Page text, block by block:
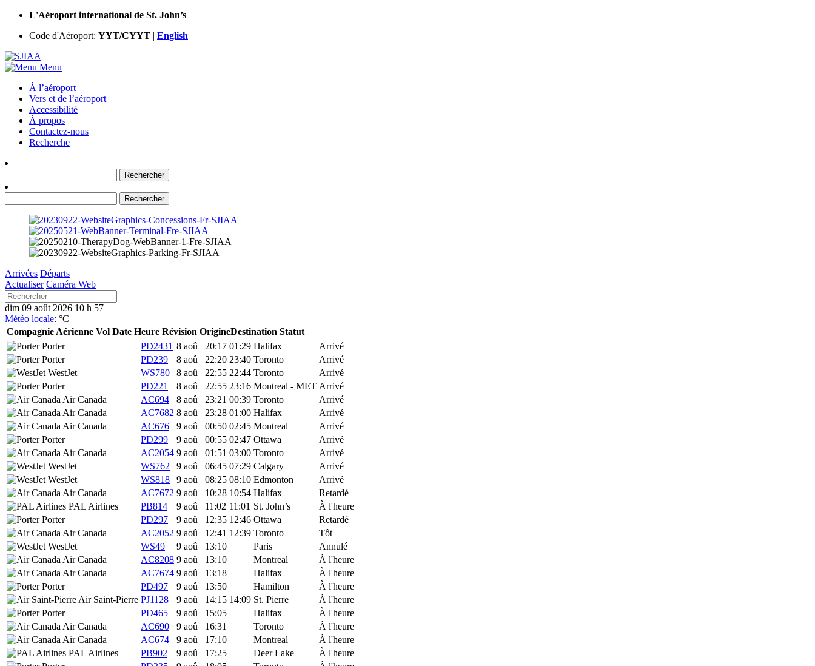
L'Aéroport international de St. John’s
Code d'Aéroport: YYT/CYYT | English
Menu
À l’aéroport
Vers et de l’aéroport
Accessibilité
À propos
Contactez-nous
Recherche
Arrivées Départs
Actualiser Caméra Web
dim 09 août 2026 10 h 57
Météo locale: °C
Compagnie Aérienne Vol Date Heure Révision OrigineDestination Statut
Porter
PD2431 8 aoû 20:17 01:29 Halifax
Arrivé
Porter
PD239 8 aoû 22:20 23:40 Toronto
Arrivé
WestJet
WS780 8 aoû 22:55 22:44 Toronto
Arrivé
Porter
PD221 8 aoû 22:55 23:16 Montreal - MET Arrivé
Air Canada
AC694 8 aoû 23:21 00:39 Toronto
Arrivé
Air Canada
AC7682 8 aoû 23:28 01:00 Halifax
Arrivé
Air Canada
AC676 9 aoû 00:50 02:45 Montreal
Arrivé
Porter
PD299 9 aoû 00:55 02:47 Ottawa
Arrivé
Air Canada
AC2054 9 aoû 01:51 03:00 Toronto
Arrivé
WestJet
WS762 9 aoû 06:45 07:29 Calgary
Arrivé
WestJet
WS818 9 aoû 08:25 08:10 Edmonton
Arrivé
Air Canada
AC7672 9 aoû 10:28 10:54 Halifax
Retardé
PAL Airlines
PB814 9 aoû 11:02 11:01 St. John’s
À l'heure
Porter
PD297 9 aoû 12:35 12:46 Ottawa
Retardé
Air Canada
AC2052 9 aoû 12:41 12:39 Toronto
Tôt
WestJet
WS49 9 aoû 13:10 Paris
Annulé
Air Canada
AC8208 9 aoû 13:10 Montreal
À l'heure
Air Canada
AC7674 9 aoû 13:18 Halifax
À l'heure
Porter
PD497 9 aoû 13:50 Hamilton
À l'heure
Air Saint-Pierre PJ1128 9 aoû 14:15 14:09 St. Pierre
À l'heure
Porter
PD465 9 aoû 15:05 Halifax
À l'heure
Air Canada
AC690 9 aoû 16:31 Toronto
À l'heure
Air Canada
AC674 9 aoû 17:10 Montreal
À l'heure
PAL Airlines
PB902 9 aoû 17:25 Deer Lake
À l'heure